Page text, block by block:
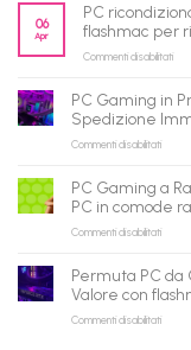
pronto
per
gli
il
tuo
può
fare
qui
06
Apr
PC
flashmac per
Commenti disabilitatisu
la
B2B
per
PC Gaming in
Spedizione
Commenti disabilitatisu
in
Pronta
Nuovi
PC Gaming a
PC in comode
Commenti disabilitatisu
a
Rate
Online:
Permuta PC da
Valore con
Commenti disabilitatisu